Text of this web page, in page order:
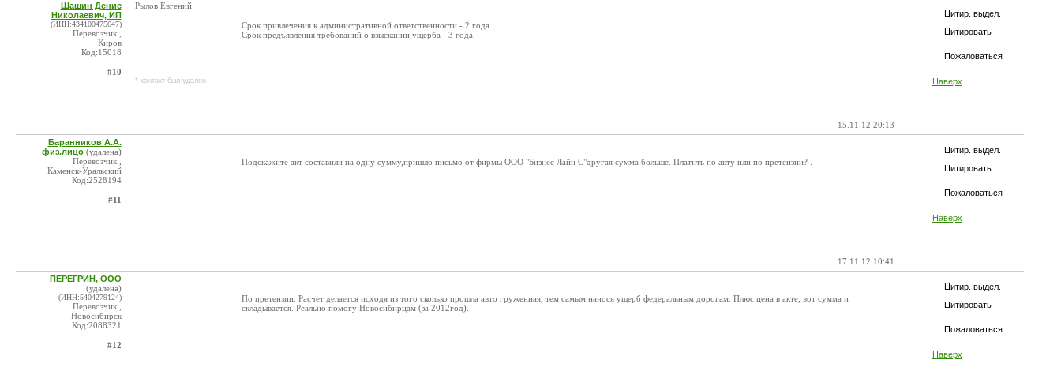
Цитир. выдел.
Цитировать
Пожаловаться
Наверх
Шашин Денис
Николаевич, ИП
(ИНН:434100475647)
Перевозчик ,
Киров
Код:15018
#10
Рылов Евгений
* контакт был удален
Срок привлечения к административной ответственности - 2 года.
Срок предъявления требований о взыскании ущерба - 3 года.
15.11.12 20:13
Цитир. выдел.
Цитировать
Пожаловаться
Наверх
Баранников А.А.
физ.лицо (удалена)
Перевозчик ,
Каменск-Уральский
Код:2528194
#11
Подскажите акт составили на одну сумму,пришло письмо от фирмы ООО "Бизнес Лайн С"другая сумма больше. Платить по акту или по претензии? .
17.11.12 10:41
Цитир. выдел.
Цитировать
Пожаловаться
Наверх
ПЕРЕГРИН, ООО
(удалена)
(ИНН:5404279124)
Перевозчик ,
Новосибирск
Код:2088321
#12
По претензии. Расчет делается исходя из того сколько прошла авто груженная, тем самым нанося ущерб федеральным дорогам. Плюс цена в акте, вот сумма и
складывается. Реально помогу Новосибирцам (за 2012год).